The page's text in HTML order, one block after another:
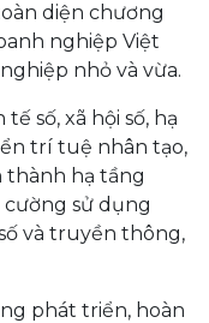
diện chương
nghiệp Việt
nhỏ và vừa.
số, xã hội số, hạ
trí tuệ nhân tạo,
hạ tầng
sử dụng
và truyền thông,
phát triển, hoàn